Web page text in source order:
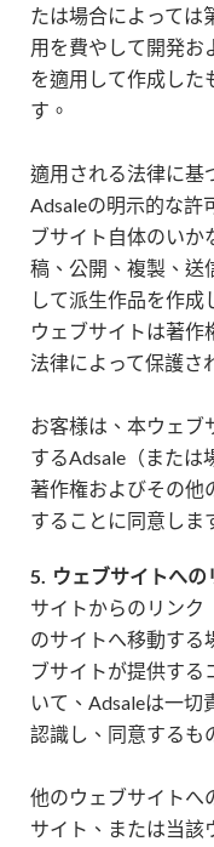
たは場合によっては
用を費やして開発お
を適用して作成した
す。
適用される法律に基
Adsaleの明示的な許
ブサイト自体のいか
稿、公開、複製、送
して派生作品を作
ウェブサイトは著作
法律によって保護さ
お客様は、本ウェブ
するAdsale（または
著作権およびその他
することに同意しま
5. ウェブサイトへ
サイトからのリン
のサイトへ移動する
ブサイトが提供する
いて、Adsaleは一切
認識し、同意するも
他のウェブサイトへ
サイト、または当該